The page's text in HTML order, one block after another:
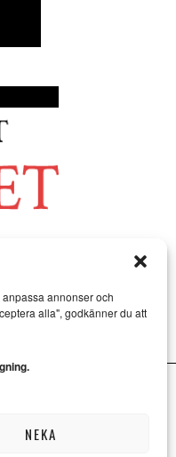
annonser och
alla", godkänner du att
NEKA